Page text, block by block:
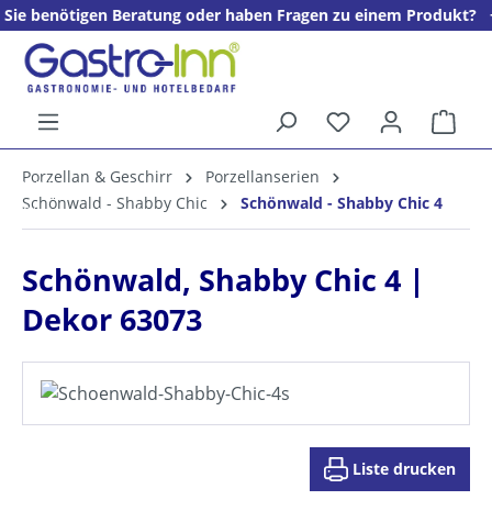
springen
Beratung oder haben Fragen zu einem Produkt? + + +
Willkommens­rabatt**
für neue Kunden
Porzellan & Geschirr
Porzellanserien
Schönwald - Shabby Chic
Schönwald - Shabby Chic 4
Schönwald, Shabby Chic 4 |
Dekor 63073
Liste drucken